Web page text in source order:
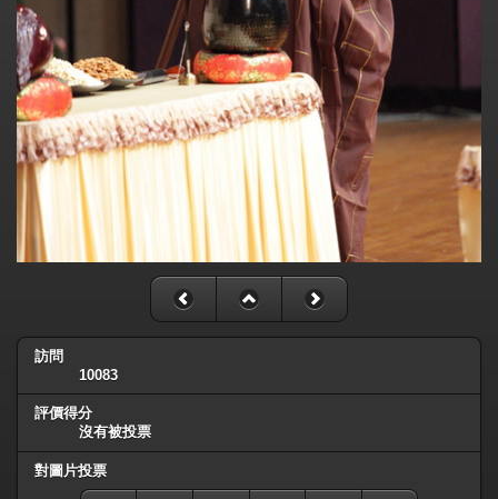
訪問
10083
評價得分
沒有被投票
對圖片投票